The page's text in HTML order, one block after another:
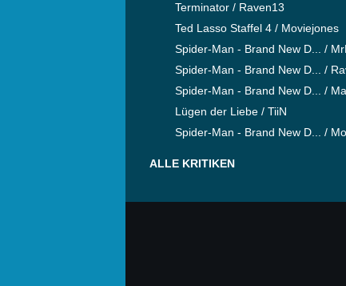
Terminator / Raven13
Ted Lasso Staffel 4 / Moviejones
Spider-Man - Brand New D... /
Spider-Man - Brand New D... /
Spider-Man - Brand New D... /
Lügen der Liebe / TiiN
Spider-Man - Brand New D... /
ALLE KRITIKEN